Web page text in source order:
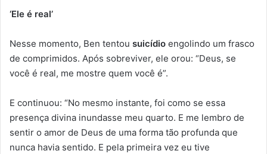
‘Ele é real’
Nesse momento, Ben tentou suicídio engolindo um frasco
de comprimidos. Após sobreviver, ele orou: “Deus, se
você é real, me mostre quem você é”.
E continuou: “No mesmo instante, foi como se essa
presença divina inundasse meu quarto. E me lembro de
sentir o amor de Deus de uma forma tão profunda que
nunca havia sentido. E pela primeira vez eu tive